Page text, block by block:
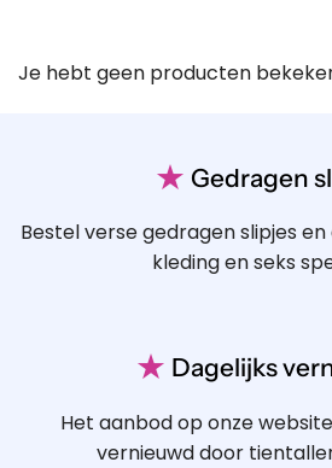
Je hebt geen producten
★ Gedragen
Bestel verse gedragen slipjes
kleding en seks
★ Dagelijks
Het aanbod op onze
vernieuwd door